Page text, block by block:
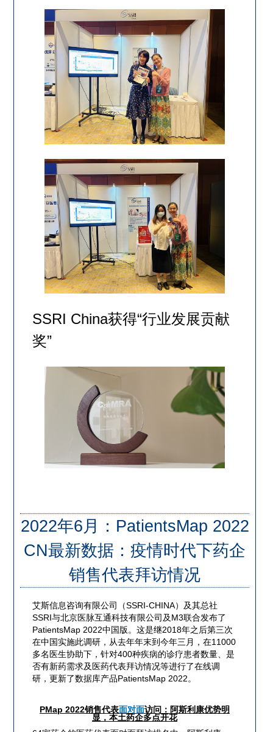
SSRI China获得“行业发展贡献
奖”
2022年6月：PatientsMap 2022
CN最新数据：疫情时代下药企
销售代表拜访情况
艾斯信息咨询有限公司（SSRI-CHINA）及其总社
SSRI与北京医脉互通科技有限公司及M3联合发布了
PatientsMap 2022中国版。这是继2018年之后第三次
在中国实施此调研，从去年年末到今年三月，在11000
多名医生协助下，针对400种疾病的诊疗患者数量、是
否有新药需求及医药代表拜访情况等进行了在线调
研，更新了数据库产品PatientsMap 2022。
PMap 2022销售代表面对面访问：阿斯利康优势明
显，本土药企多点开花